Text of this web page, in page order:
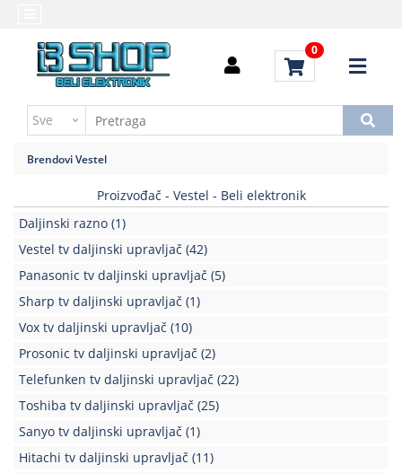
0
Baterija,punjač
Elektromehaničke
komponente
Elektronske
komponente
Elektronske
komponente
Kablovi
priključci
Brendovi
Uputstvo
kupovinu
slanja
BrendoviVestel
Proizvođač - Vestel - Beli elektronik
Daljinski razno (1)
Vestel tv daljinski upravljač (42)
Panasonic tv daljinski upravljač (5)
Sharp tv daljinski upravljač (1)
Vox tv daljinski upravljač (10)
Prosonic tv daljinski upravljač (2)
Telefunken tv daljinski upravljač (22)
Toshiba tv daljinski upravljač (25)
Sanyo tv daljinski upravljač (1)
Hitachi tv daljinski upravljač (11)